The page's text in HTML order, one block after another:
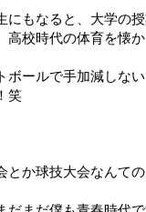
にもなると、大学の
高校時代の体育を懐
ボールで手加減しな
笑
とか球技大会なんて